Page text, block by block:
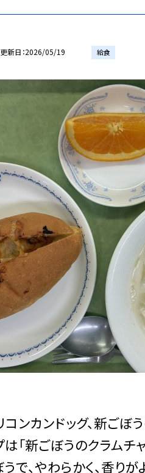
更新日 2026/05/19 給食
コンカンドッグ、新ご
「新ごぼうのクラムチ
で、やわらかく、香り